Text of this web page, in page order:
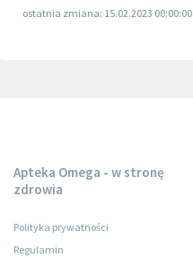
ostatnia zmiana: 15.02.2023 00:00:00
Apteka Omega - w stronę
zdrowia
Polityka prywatności
Regulamin